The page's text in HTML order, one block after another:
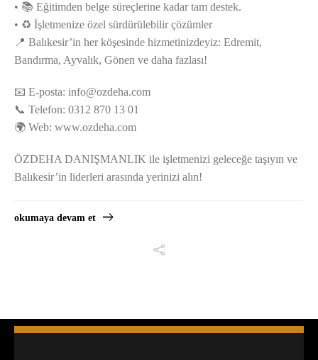
• 📚 Eğitimden belge süreçlerine kadar tam destek.
• ♻️ İşletmenize özel sürdürülebilir çözümler
📍 Balıkesir’in her köşesinde hizmetinizdeyiz: Edremit,
Bandırma, Ayvalık, Gönen ve daha fazlası!
📧 E-posta: info@ozdeha.com
📞 Telefon: 0312 870 13 01
🌍 Web: www.ozdeha.com
ÖZDEHA DANIŞMANLIK ile işletmenizi geleceğe taşıyın ve
Balıkesir’in liderleri arasında yerinizi alın!
okumaya devam et